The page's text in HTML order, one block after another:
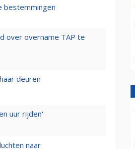
bestemmingen
over overname TAP te
deuren
uur rijden'
naar